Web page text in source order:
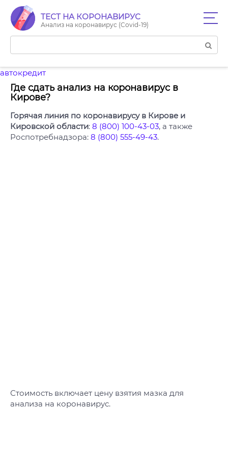
Перейти
контенту
ТЕСТ НА КОРОНАВИРУС
Анализ на коронавирус (Covid-19)
автокредит
Где сдать анализ на коронавирус в
Кирове?
Горячая линия по коронавирусу в Кирове и
Кировской области: 8 (800) 100-43-03, а также
Роспотребнадзора: 8 (800) 555-49-43.
Стоимость включает цену взятия мазка для
анализа на коронавирус.